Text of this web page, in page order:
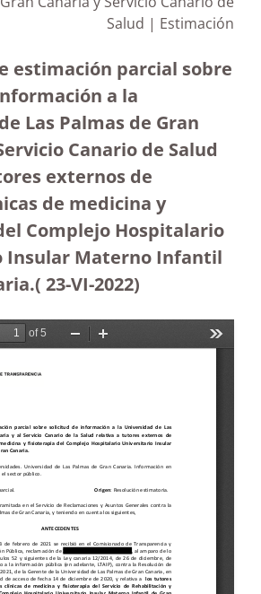
Salud | Estimación
estimación parcial sobre
a la
Las Palmas de Gran
Canario de Salud
externos de
de medicina y
Complejo Hospitalario
Insular Materno Infantil
23-VI-2022)